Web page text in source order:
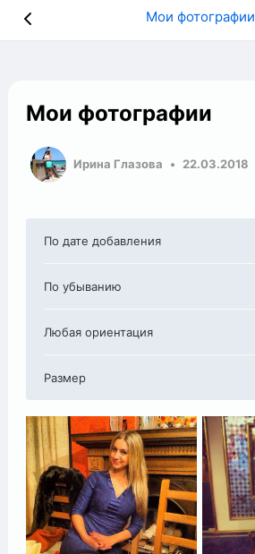
Мои фотографии
Мои фотографии
Ирина Глазова 22.03.2018
По дате добавления
По убыванию
Любая ориентация
Размер